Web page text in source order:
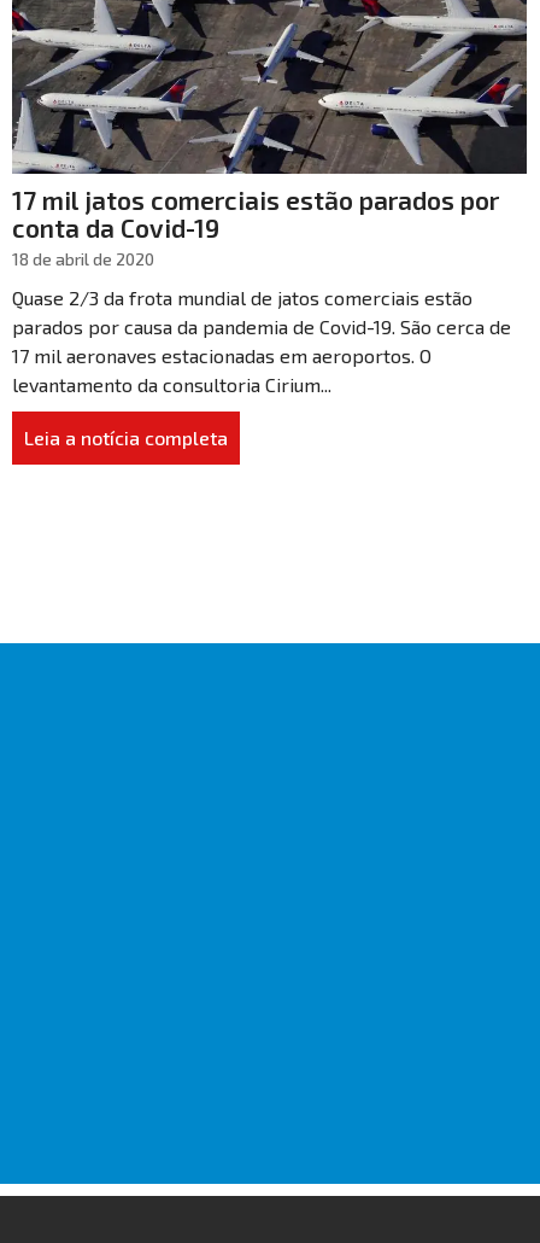
17 mil jatos comerciais estão parados por
conta da Covid-19
18 de abril de 2020
Quase 2/3 da frota mundial de jatos comerciais estão
parados por causa da pandemia de Covid-19. São cerca de
17 mil aeronaves estacionadas em aeroportos. O
levantamento da consultoria Cirium...
Leia a notícia completa